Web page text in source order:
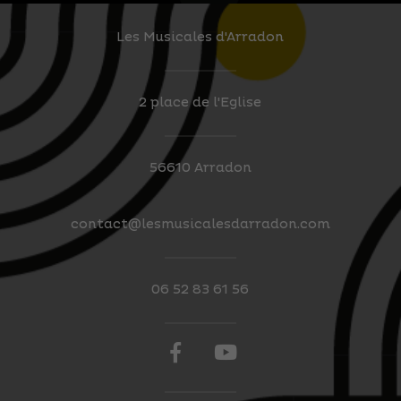
Les Musicales d'Arradon
2 place de l'Eglise
56610 Arradon
contact@lesmusicalesdarradon.com
06 52 83 61 56